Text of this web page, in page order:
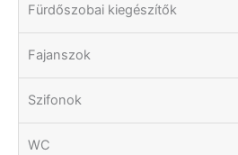
Fürdőszobai kiegészítők
Fajanszok
Szifonok
WC